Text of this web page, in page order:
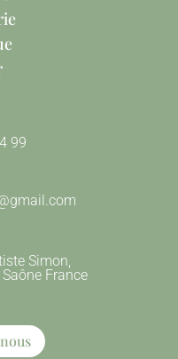
99
Simon,
France